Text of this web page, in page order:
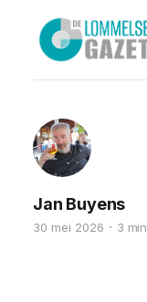
Jan Buyens
30 mei 2026 3 min